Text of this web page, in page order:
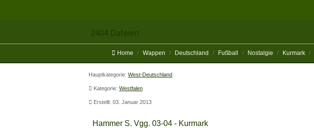
2404 Dateien
Home Wappen Deutschland Fußball Nostalgie Kurmark
Hauptkategorie: West-Deutschland
Kategorie: Westfalen
Erstellt: 03. Januar 2013
Hammer S. Vgg. 03-04 - Kurmark